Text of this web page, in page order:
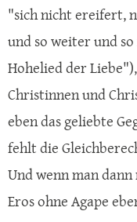
"sich nicht ereifert,
und so weiter und
Hohelied der
Christinnen und
eben das geliebte
fehlt die
Und wenn man
Eros ohne Agape